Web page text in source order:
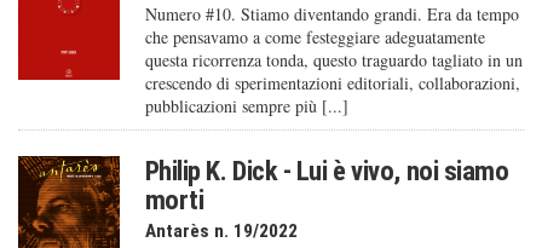
Numero #10. Stiamo diventando grandi. Era da tempo
che pensavamo a come festeggiare adeguatamente
questa ricorrenza tonda, questo traguardo tagliato in un
crescendo di sperimentazioni editoriali, collaborazioni,
pubblicazioni sempre più [...]
Philip K. Dick - Lui è vivo, noi siamo
morti
Antarès n. 19/2022